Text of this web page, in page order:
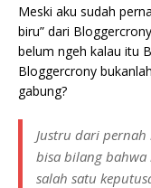
Meski aku sudah
biru” dari
belum ngeh kalau itu
Bloggercrony
gabung?
Justru dari
bisa bilang
salah satu